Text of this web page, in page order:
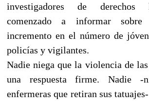
investigadores de derechos
comenzado a informar sobre
incremento en el número de
policías y vigilantes.
Nadie niega que la violencia de
una respuesta firme. Nadie -
enfermeras que retiran sus